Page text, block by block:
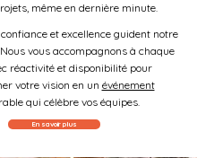
même en dernière minute.
et excellence guident notre
vous accompagnons à chaque
réactivité et disponibilité pour
votre vision en un événement
qui célèbre vos équipes.
En savoir plus